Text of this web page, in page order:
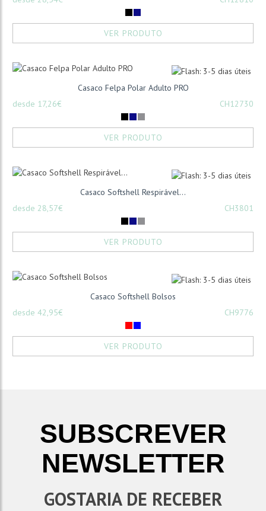
VER PRODUTO
Casaco Felpa Polar Adulto PRO
desde 17,26€
CH12730
VER PRODUTO
Casaco Softshell Respirável...
desde 28,57€
CH3801
VER PRODUTO
Casaco Softshell Bolsos
desde 42,95€
CH9776
VER PRODUTO
SUBSCREVER
NEWSLETTER
GOSTARIA DE RECEBER